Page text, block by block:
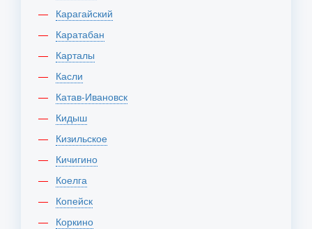
Карагайский
Каратабан
Карталы
Касли
Катав-Ивановск
Кидыш
Кизильское
Кичигино
Коелга
Копейск
Коркино